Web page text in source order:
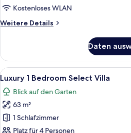
Kostenloses WLAN
Weitere Details
Weitere
Standard
Room
Daten
Alle
Fotos
für
Luxury
Bedroom
Ein
13
Luxury 1 Bedroom Select Villa
Blick auf den Garten
63 m²
1 Schlafzimmer
Platz für 4 Personen